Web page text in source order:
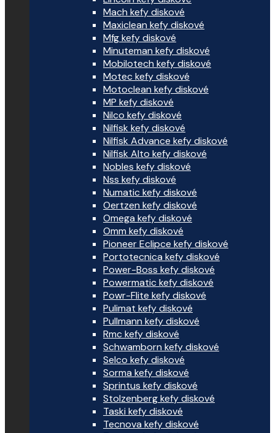
Mach kefy diskové
Maxiclean kefy diskové
Mfg kefy diskové
Minuteman kefy diskové
Mobilotech kefy diskové
Motec kefy diskové
Motoclean kefy diskové
MP kefy diskové
Nilco kefy diskové
Nilfisk kefy diskové
Nilfisk Advance kefy diskové
Nilfisk Alto kefy diskové
Nobles kefy diskové
Nss kefy diskové
Numatic kefy diskové
Oertzen kefy diskové
Omega kefy diskové
Omm kefy diskové
Pioneer Eclipce kefy diskové
Portotecnica kefy diskové
Power-Boss kefy diskové
Powermatic kefy diskové
Powr-Flite kefy diskové
Pulimat kefy diskové
Pullmann kefy diskové
Rmc kefy diskové
Schwamborn kefy diskové
Selco kefy diskové
Sorma kefy diskové
Sprintus kefy diskové
Stolzenberg kefy diskové
Taski kefy diskové
Tecnova kefy diskové